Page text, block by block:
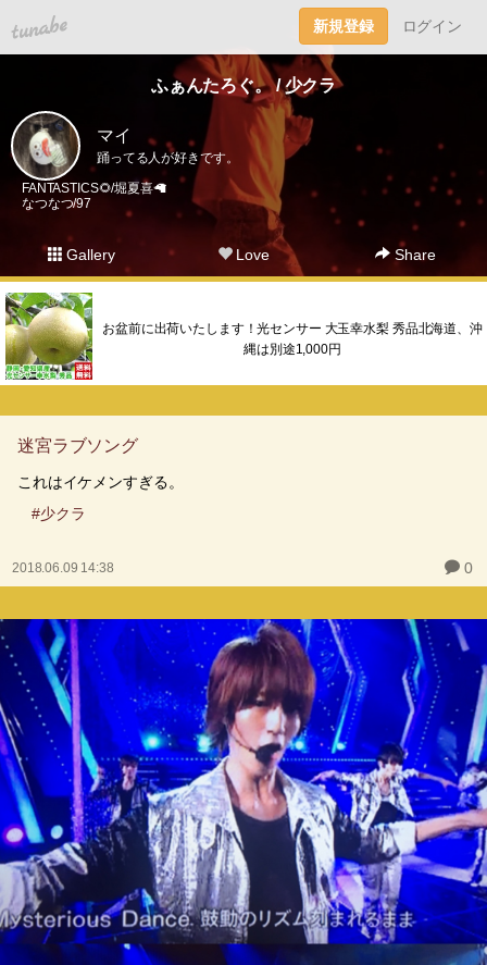
tuna.be 新規登録 ログイン
ふぁんたろぐ。 / 少クラ
マイ
踊ってる人が好きです。
FANTASTICS🌻/堀夏喜🦙
なつなつ/97
Gallery Love Share
お盆前に出荷いたします！光センサー 大玉幸水梨 秀品北海道、沖
縄は別途1,000円
迷宮ラブソング
これはイケメンすぎる。
#少クラ
2018.06.09 14:38 0